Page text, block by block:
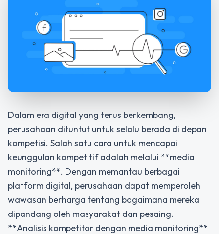
Dalam era digital yang terus berkembang,
perusahaan dituntut untuk selalu berada di depan
kompetisi. Salah satu cara untuk mencapai
keunggulan kompetitif adalah melalui **media
monitoring**. Dengan memantau berbagai
platform digital, perusahaan dapat memperoleh
wawasan berharga tentang bagaimana mereka
dipandang oleh masyarakat dan pesaing.
**Analisis kompetitor dengan media monitoring**